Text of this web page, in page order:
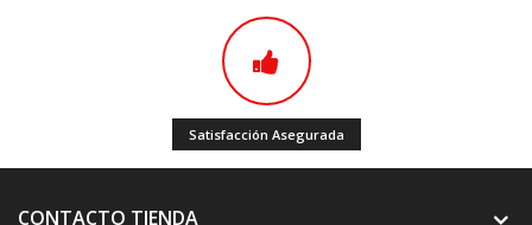
Satisfacción Asegurada
CONTACTO TIENDA